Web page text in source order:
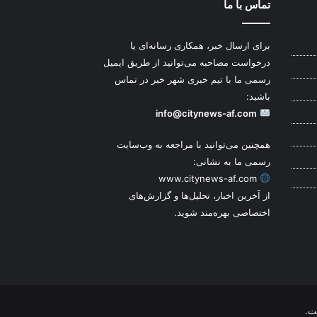
تماس با ما
برای ارسال خبر، همکاری رسانه‌ای یا
درخواست مصاحبه می‌توانید از طریق ایمیل
رسمی ما با تیم خبری شهر خبر در تماس
باشید:
info@citynews-af.com
همچنین می‌توانید با مراجعه به وب‌سایت
رسمی ما به نشانی:
www.citynews-af.com
از آخرین اخبار، تحلیل‌ها و گزارش‌های
اختصاصی بهره‌مند شوید.